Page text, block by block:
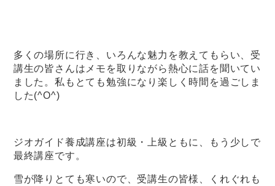
多くの場所に行き、いろんな魅力を教えてもらい、受
講生の皆さんはメモを取りながら熱心に話を聞いてい
ました。私もとても勉強になり楽しく時間を過ごしま
した(^O^)
ジオガイド養成講座は初級・上級ともに、もう少しで
最終講座です。
雪が降りとても寒いので、受講生の皆様、くれぐれも